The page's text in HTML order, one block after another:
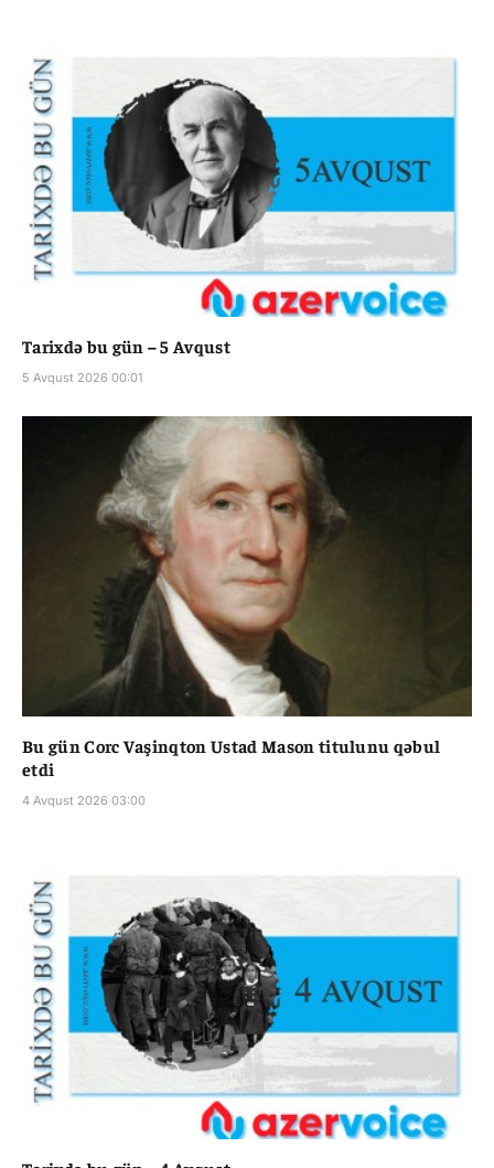
Tarixdə bu gün – 5 Avqust
5 Avqust 2026 00:01
Bu gün Corc Vaşinqton Ustad Mason titulunu qəbul
etdi
4 Avqust 2026 03:00